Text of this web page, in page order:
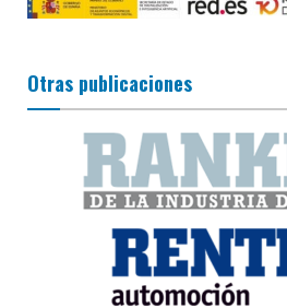
Otras publicaciones